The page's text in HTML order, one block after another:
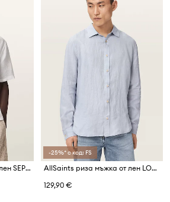
AllSaints риза мъжка от лен SEPAL
-25%* с код: FS
AllSaints риза мъжка от лен LOOM
129,90 €